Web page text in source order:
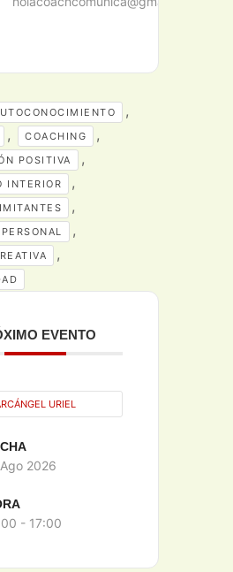
,
, COACHING ,
POSITIVA ,
INTERIOR ,
,
,
,
EVENTO
URIEL
2026
- 17:00